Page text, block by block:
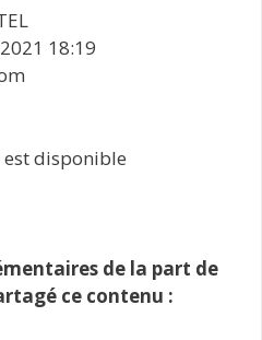
18:19
disponible
de la part de
ce contenu :